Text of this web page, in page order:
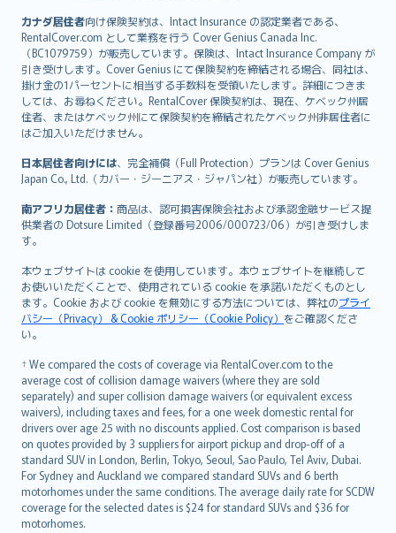
カナダ居住者向け保険契約は、Intact Insurance の認定業者である、
RentalCover.com として業務を行う Cover Genius Canada Inc.
（BC1079759）が販売しています。保険は、Intact Insurance Company が
引き受けします。Cover Genius にて保険契約を締結される場合、同社は、
掛け金の1パーセントに相当する手数料を受領いたします。詳細につきま
しては、お尋ねください。RentalCover 保険契約は、現在、ケベック州居
住者、またはケベック州にて保険契約を締結されたケベック州非居住者に
はご加入いただけません。
日本居住者向けには、完全補償（Full Protection）プランは Cover Genius
Japan Co., Ltd.（カバー・ジーニアス・ジャパン社）が販売しています。
南アフリカ居住者： 商品は、認可損害保険会社および承認金融サービス提
供業者の Dotsure Limited（登録番号2006/000723/06）が引き受けしま
す。
本ウェブサイトは cookie を使用しています。本ウェブサイトを継続して
お使いいただくことで、使用されている cookie を承諾いただくものとし
ます。Cookie および cookie を無効にする方法については、弊社のプライ
バシー（Privacy） & Cookie ポリシー（Cookie Policy） をご確認くださ
い。
† We compared the costs of coverage via RentalCover.com to the
average cost of collision damage waivers (where they are sold
separately) and super collision damage waivers (or equivalent excess
waivers), including taxes and fees, for a one week domestic rental for
drivers over age 25 with no discounts applied. Cost comparison is based
on quotes provided by 3 suppliers for airport pickup and drop-off of a
standard SUV in London, Berlin, Tokyo, Seoul, Sao Paulo, Tel Aviv, Dubai.
For Sydney and Auckland we compared standard SUVs and 6 berth
motorhomes under the same conditions. The average daily rate for SCDW
coverage for the selected dates is $24 for standard SUVs and $36 for
motorhomes.